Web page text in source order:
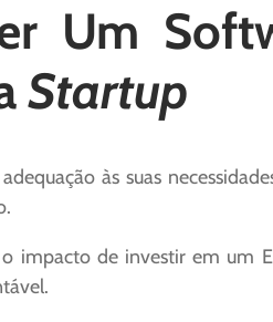
Um
Startup
às suas
impacto de investir em um